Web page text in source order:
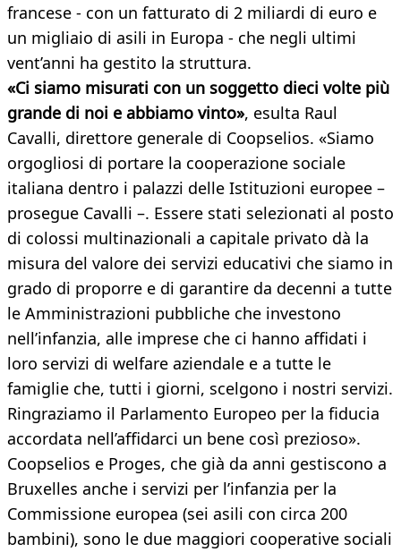
francese - con un fatturato di 2 miliardi di euro e
un migliaio di asili in Europa - che negli ultimi
vent’anni ha gestito la struttura.
«Ci siamo misurati con un soggetto dieci volte più
grande di noi e abbiamo vinto», esulta Raul
Cavalli, direttore generale di Coopselios. «Siamo
orgogliosi di portare la cooperazione sociale
italiana dentro i palazzi delle Istituzioni europee –
prosegue Cavalli –. Essere stati selezionati al posto
di colossi multinazionali a capitale privato dà la
misura del valore dei servizi educativi che siamo in
grado di proporre e di garantire da decenni a tutte
le Amministrazioni pubbliche che investono
nell’infanzia, alle imprese che ci hanno affidati i
loro servizi di welfare aziendale e a tutte le
famiglie che, tutti i giorni, scelgono i nostri servizi.
Ringraziamo il Parlamento Europeo per la fiducia
accordata nell’affidarci un bene così prezioso».
Coopselios e Proges, che già da anni gestiscono a
Bruxelles anche i servizi per l’infanzia per la
Commissione europea (sei asili con circa 200
bambini), sono le due maggiori cooperative sociali